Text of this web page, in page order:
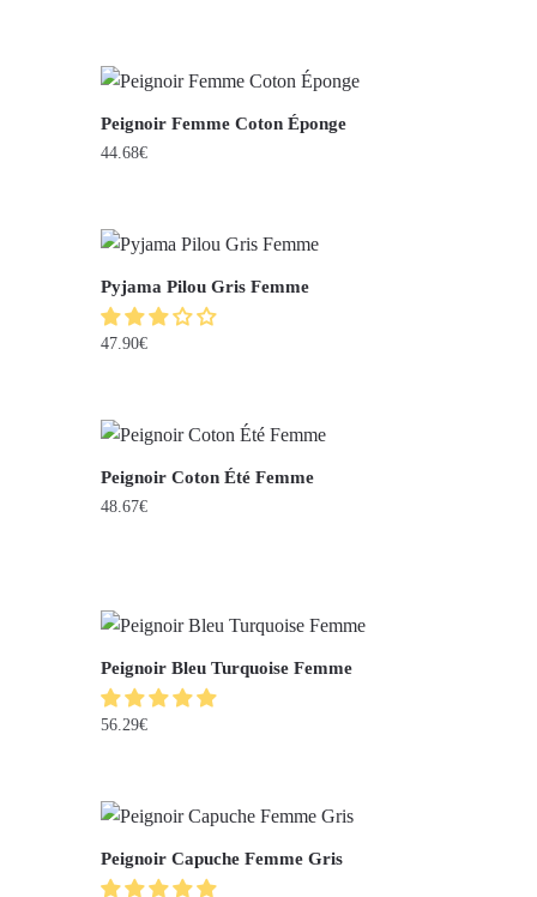
Peignoir Femme Coton Éponge
44.68€
Pyjama Pilou Gris Femme
47.90€
Peignoir Coton Été Femme
48.67€
Peignoir Bleu Turquoise Femme
56.29€
Peignoir Capuche Femme Gris